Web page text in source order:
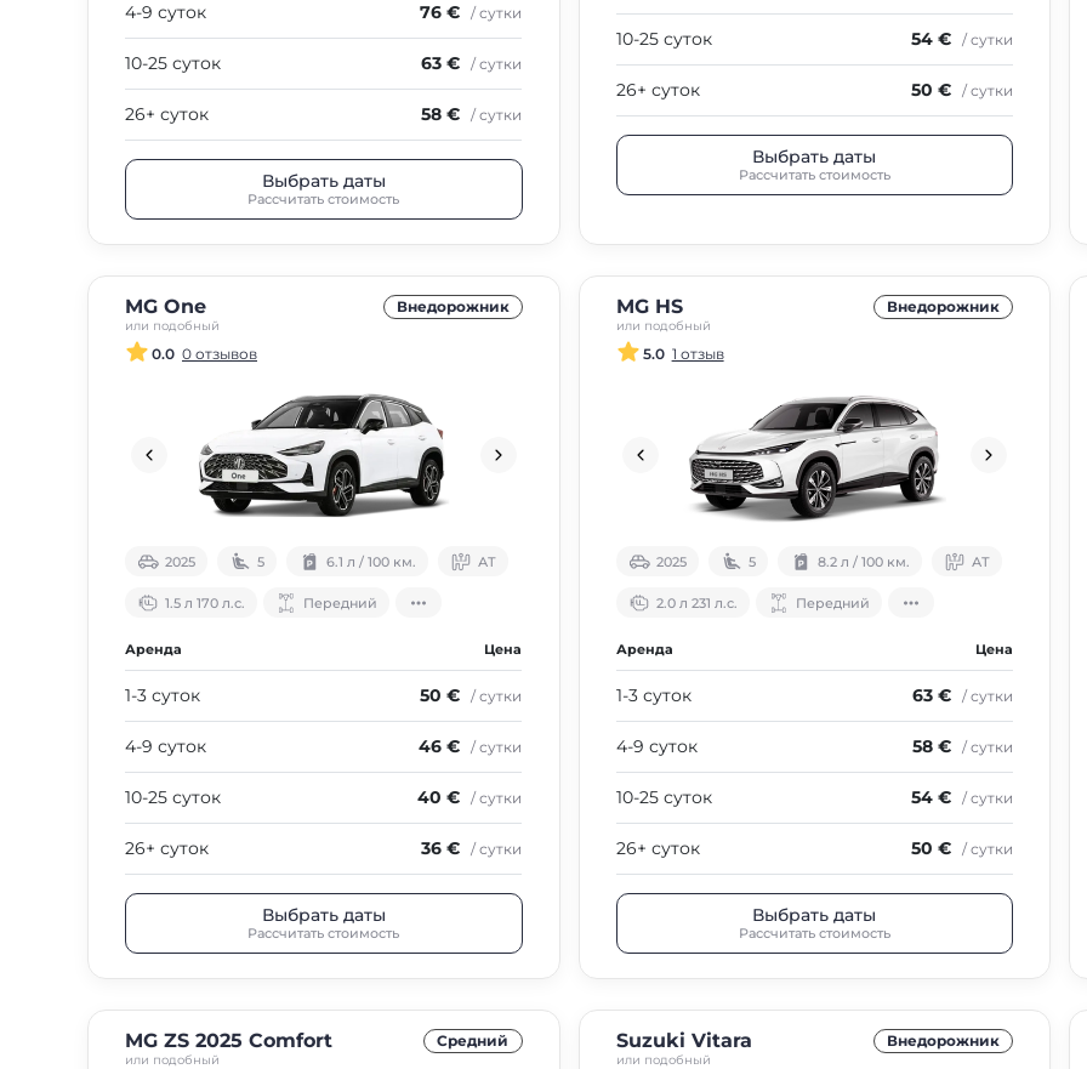
4-9 суток 76 € / сутки
10-25 суток 63 € / сутки
26+ суток 58 € / сутки
Выбрать даты
Рассчитать стоимость
10-25 суток 54 € / сутки
26+ суток 50 € / сутки
Выбрать даты
Рассчитать стоимость
MG One
или подобный
Внедорожник
0.0 0 отзывов
2025 5 6.1 л / 100 км. АТ
1.5 л 170 л.с. Передний
Аренда Цена
1-3 суток 50 € / сутки
4-9 суток 46 € / сутки
10-25 суток 40 € / сутки
26+ суток 36 € / сутки
Выбрать даты
Рассчитать стоимость
MG HS
или подобный
Внедорожник
5.0 1 отзыв
2025 5 8.2 л / 100 км. АТ
2.0 л 231 л.с. Передний
Аренда Цена
1-3 суток 63 € / сутки
4-9 суток 58 € / сутки
10-25 суток 54 € / сутки
26+ суток 50 € / сутки
Выбрать даты
Рассчитать стоимость
MG ZS 2025 Comfort
или подобный
Средний Suzuki Vitara
или подобный
Внедорожник